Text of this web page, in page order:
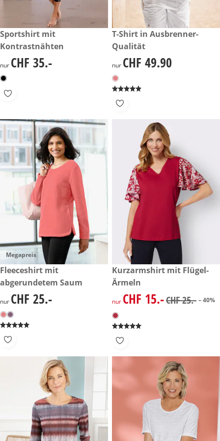
CHF 35.-
Sportshirt mit
Kontrastnähten
CHF 35.-
nur CHF 35.-
CHF 49.90
T-Shirt in Ausbrenner-
Qualität
CHF 49.90
nur CHF 49.90
Megapreis
CHF 25.-
Fleeceshirt mit
abgerundetem Saum
CHF 25.-
nur CHF 25.-
reduzierter Preis CHF 15.-,
-40%
Kurzarmshirt mit Flügel-
Ärmeln
reduzierter Preis CHF 15.-,
nur CHF 15.-CHF 25.- – 40%